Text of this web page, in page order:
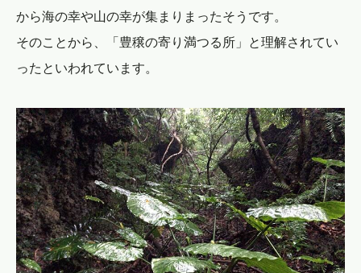
から海の幸や山の幸が集まりまったそうです。
そのことから、「豊穣の寄り満つる所」と理解されてい
ったといわれています。